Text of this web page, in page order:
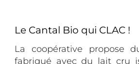
Le Cantal Bio qui CLAC !
La coopérative propose
fabriqué avec du lait cru